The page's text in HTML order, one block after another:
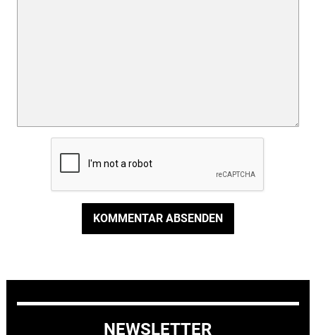
KOMMENTAR ABSENDEN
NEWSLETTER